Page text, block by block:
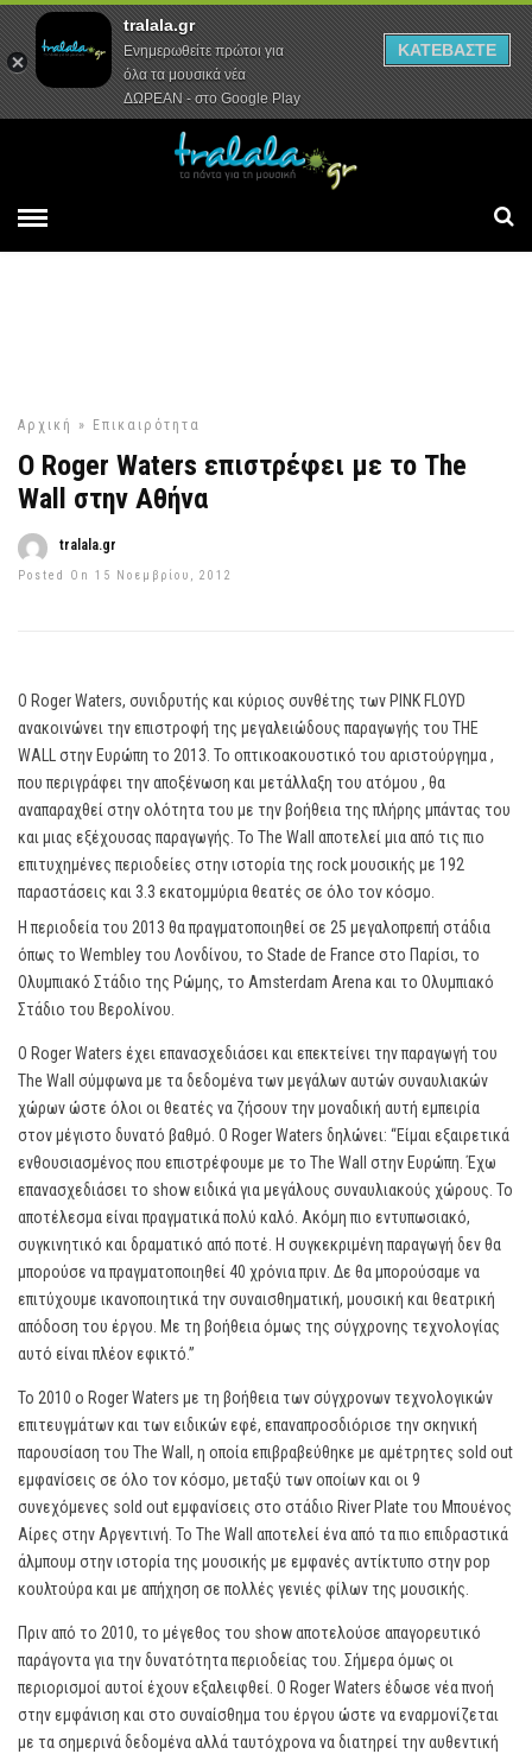
Αρχική Συνεντεύξεις Ρεπορτάζ
Αρχική » Επικαιρότητα
Ο Roger Waters επιστρέφει με το The
Wall στην Αθήνα
tralala.gr
Posted On 15 Νοεμβρίου, 2012
O Roger Waters, συνιδρυτής και κύριος συνθέτης των PINK FLOYD
ανακοινώνει την επιστροφή της μεγαλειώδους παραγωγής του THE
WALL στην Ευρώπη το 2013. Το οπτικοακουστικό του αριστούργημα ,
που περιγράφει την αποξένωση και μετάλλαξη του ατόμου , θα
αναπαραχθεί στην ολότητα του με την βοήθεια της πλήρης μπάντας του
και μιας εξέχουσας παραγωγής. Το The Wall αποτελεί μια από τις πιο
επιτυχημένες περιοδείες στην ιστορία της rock μουσικής με 192
παραστάσεις και 3.3 εκατομμύρια θεατές σε όλο τον κόσμο.
Η περιοδεία του 2013 θα πραγματοποιηθεί σε 25 μεγαλοπρεπή στάδια
όπως το Wembley του Λονδίνου, το Stade de France στο Παρίσι, το
Ολυμπιακό Στάδιο της Ρώμης, το Αmsterdam Arena και το Ολυμπιακό
Στάδιο του Βερολίνου.
Ο Roger Waters έχει επανασχεδιάσει και επεκτείνει την παραγωγή του
The Wall σύμφωνα με τα δεδομένα των μεγάλων αυτών συναυλιακών
χώρων ώστε όλοι οι θεατές να ζήσουν την μοναδική αυτή εμπειρία
στον μέγιστο δυνατό βαθμό. Ο Roger Waters δηλώνει: “Είμαι εξαιρετικά
ενθουσιασμένος που επιστρέφουμε με το The Wall στην Ευρώπη. Έχω
επανασχεδιάσει το show ειδικά για μεγάλους συναυλιακούς χώρους. Το
αποτέλεσμα είναι πραγματικά πολύ καλό. Ακόμη πιο εντυπωσιακό,
συγκινητικό και δραματικό από ποτέ. Η συγκεκριμένη παραγωγή δεν θα
μπορούσε να πραγματοποιηθεί 40 χρόνια πριν. Δε θα μπορούσαμε να
επιτύχουμε ικανοποιητικά την συναισθηματική, μουσική και θεατρική
απόδοση του έργου. Με τη βοήθεια όμως της σύγχρονης τεχνολογίας
αυτό είναι πλέον εφικτό.”
To 2010 o Roger Waters με τη βοήθεια των σύγχρονων τεχνολογικών
επιτευγμάτων και των ειδικών εφέ, επαναπροσδιόρισε την σκηνική
παρουσίαση του The Wall, η οποία επιβραβεύθηκε με αμέτρητες sold out
εμφανίσεις σε όλο τον κόσμο, μεταξύ των οποίων και οι 9
συνεχόμενες sold out εμφανίσεις στο στάδιο River Plate του Μπουένος
Αίρες στην Αργεντινή. Το The Wall αποτελεί ένα από τα πιο επιδραστικά
άλμπουμ στην ιστορία της μουσικής με εμφανές αντίκτυπο στην pop
κουλτούρα και με απήχηση σε πολλές γενιές φίλων της μουσικής.
Πριν από το 2010, το μέγεθος του show αποτελούσε απαγορευτικό
παράγοντα για την δυνατότητα περιοδείας του. Σήμερα όμως οι
περιορισμοί αυτοί έχουν εξαλειφθεί. Ο Roger Waters έδωσε νέα πνοή
στην εμφάνιση και στο συναίσθημα του έργου ώστε να εναρμονίζεται
με τα σημερινά δεδομένα αλλά ταυτόχρονα να διατηρεί την αυθεντική
tralala.gr
Ενημερωθείτε πρώτοι για
όλα τα μουσικά νέα
ΔΩΡΕΑΝ - στο Google Play
ΚΑΤΕΒΑΣΤΕ